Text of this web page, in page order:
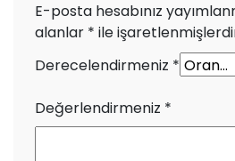
E-posta hesabınız
alanlar * ile
Derecelendirmeniz *
Değerlendirmeniz *